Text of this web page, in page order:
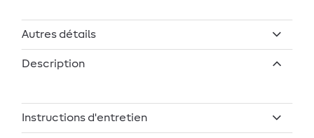
Autres détails
Description
Instructions d'entretien